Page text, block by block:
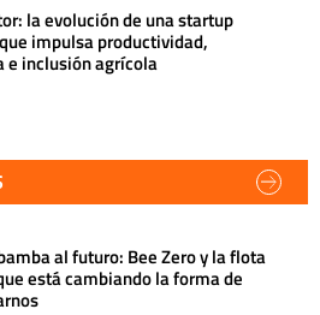
la evolución de una startup
impulsa productividad,
e inclusión agrícola
al futuro: Bee Zero y la flota
está cambiando la forma de